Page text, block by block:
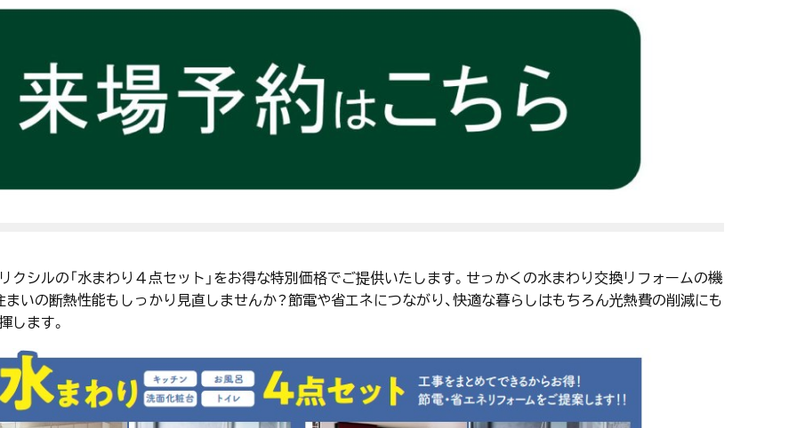
クシルの「水まわり４点セット」をお得な特別価格でご提供いたします。せっかくの水まわり交換リフォームの機
まいの断熱性能もしっかり見直しませんか？節電や省エネにつながり、快適な暮らしはもちろん光熱費の削減にも
します。